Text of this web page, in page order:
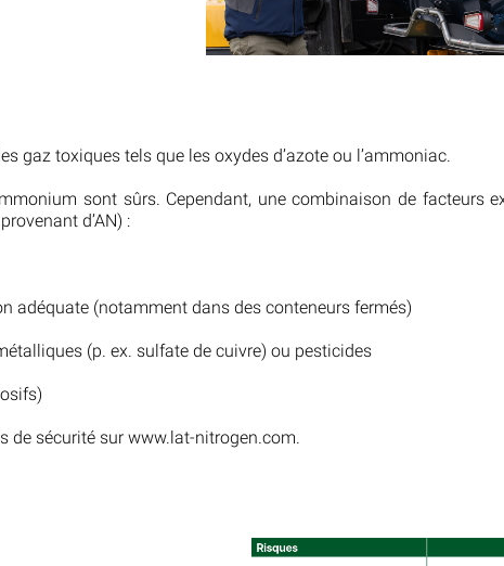
gaz toxiques tels que les oxydes d’azote ou l’ammoniac.
sont sûrs. Cependant, une combinaison de facteurs
d’AN) :
adéquate (notamment dans des conteneurs fermés)
(p. ex. sulfate de cuivre) ou pesticides
de sécurité sur www.lat-nitrogen.com.